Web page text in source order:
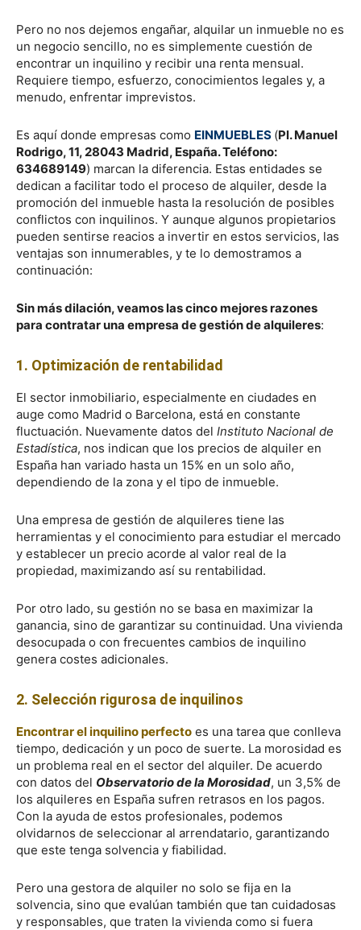
Pero no nos dejemos engañar, alquilar un inmueble no es
un negocio sencillo, no es simplemente cuestión de
encontrar un inquilino y recibir una renta mensual.
Requiere tiempo, esfuerzo, conocimientos legales y, a
menudo, enfrentar imprevistos.
Es aquí donde empresas como EINMUEBLES (Pl. Manuel
Rodrigo, 11, 28043 Madrid, España. Teléfono:
634689149) marcan la diferencia. Estas entidades se
dedican a facilitar todo el proceso de alquiler, desde la
promoción del inmueble hasta la resolución de posibles
conflictos con inquilinos. Y aunque algunos propietarios
pueden sentirse reacios a invertir en estos servicios, las
ventajas son innumerables, y te lo demostramos a
continuación:
Sin más dilación, veamos las cinco mejores razones
para contratar una empresa de gestión de alquileres:
1. Optimización de rentabilidad
El sector inmobiliario, especialmente en ciudades en
auge como Madrid o Barcelona, está en constante
fluctuación. Nuevamente datos del Instituto Nacional de
Estadística, nos indican que los precios de alquiler en
España han variado hasta un 15% en un solo año,
dependiendo de la zona y el tipo de inmueble.
Una empresa de gestión de alquileres tiene las
herramientas y el conocimiento para estudiar el mercado
y establecer un precio acorde al valor real de la
propiedad, maximizando así su rentabilidad.
Por otro lado, su gestión no se basa en maximizar la
ganancia, sino de garantizar su continuidad. Una vivienda
desocupada o con frecuentes cambios de inquilino
genera costes adicionales.
2. Selección rigurosa de inquilinos
Encontrar el inquilino perfecto es una tarea que conlleva
tiempo, dedicación y un poco de suerte. La morosidad es
un problema real en el sector del alquiler. De acuerdo
con datos del Observatorio de la Morosidad, un 3,5% de
los alquileres en España sufren retrasos en los pagos.
Con la ayuda de estos profesionales, podemos
olvidarnos de seleccionar al arrendatario, garantizando
que este tenga solvencia y fiabilidad.
Pero una gestora de alquiler no solo se fija en la
solvencia, sino que evalúan también que tan cuidadosas
y responsables, que traten la vivienda como si fuera